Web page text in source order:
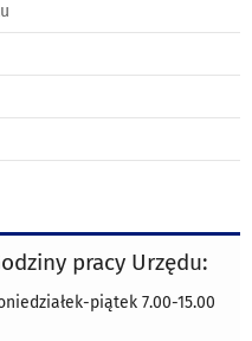
pracy Urzędu:
piątek 7.00-15.00